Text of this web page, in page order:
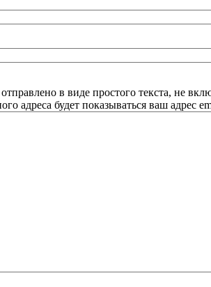
в виде простого текста, не
адреса будет показываться ваш адрес